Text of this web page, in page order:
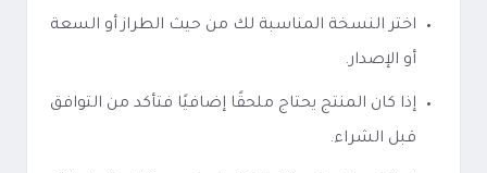
اختر النسخة المناسبة لك من حيث الطراز أو السعة
أو الإصدار.
إذا كان المنتج يحتاج ملحقًا إضافيًا فتأكد من التوافق
قبل الشراء.